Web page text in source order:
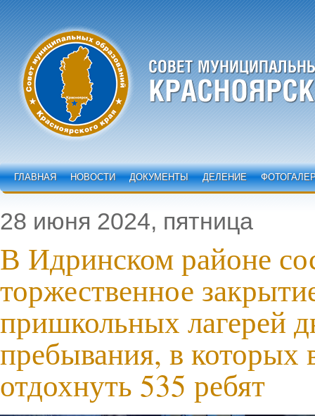
ГЛАВНАЯ НОВОСТИ ДОКУМЕНТЫ ДЕЛЕНИЕ
28 июня 2024, пятница
В Идринском районе
торжественное
пришкольных лагерей
пребывания, в которых
отдохнуть 535 ребят